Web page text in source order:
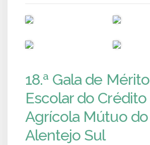
18.ª Gala de Mérito
Escolar do Crédito
Agrícola Mútuo do
Alentejo Sul